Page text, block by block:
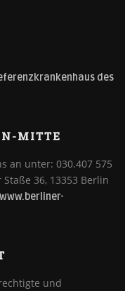
des
MITTE
an unter: 030.407 575
36, 13353 Berlin
www.berliner-
und